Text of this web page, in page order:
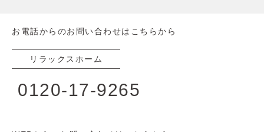
お電話からのお問い合わせはこちらから
リラックスホーム
0120-17-9265